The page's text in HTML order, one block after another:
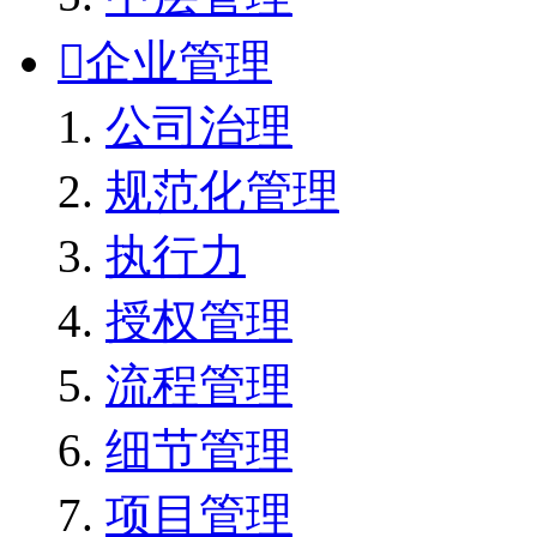
企业管理
公司治理
规范化管理
执行力
授权管理
流程管理
细节管理
项目管理